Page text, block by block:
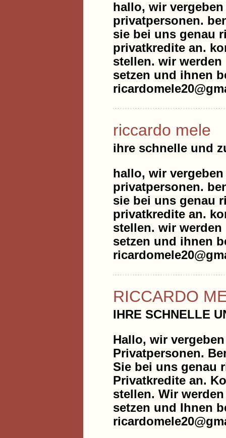
hallo, wir
privatpersonen.
sie bei uns genau
privatkredite an.
stellen. wir
setzen und ihnen
riccardo mele
ihre schnelle und
hallo, wir
privatpersonen.
sie bei uns genau
privatkredite an.
stellen. wir
setzen und ihnen
RICCARDO
IHRE SCHNELLE
Hallo, wir
Privatpersonen.
Sie bei uns genau
Privatkredite an.
stellen. Wir
setzen und Ihnen